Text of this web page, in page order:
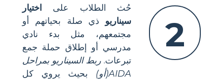
2
حُث الطلاب على
اختيار
سيناريو ذي صلة بحياتهم أو
مجتمعهم، مثل بدء نادي
مدرسي أو إطلاق حملة جمع
تبرعات. ربط السيناريو بمراحل
AIDA(أو)
بحيث يروي كل